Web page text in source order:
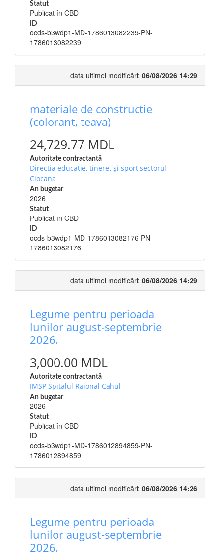
Statut
Publicat în CBD
ID
ocds-b3wdp1-MD-1786013082239-PN-
1786013082239
data ultimei modificări: 06/08/2026 14:29
materiale de constructie
(colorant, teava)
24,729.77 MDL
Autoritate contractantă
Directia educatie, tineret şi sport sectorul
Ciocana
An bugetar
2026
Statut
Publicat în CBD
ID
ocds-b3wdp1-MD-1786013082176-PN-
1786013082176
data ultimei modificări: 06/08/2026 14:29
Legume pentru perioada
lunilor august-septembrie
2026.
3,000.00 MDL
Autoritate contractantă
IMSP Spitalul Raional Cahul
An bugetar
2026
Statut
Publicat în CBD
ID
ocds-b3wdp1-MD-1786012894859-PN-
1786012894859
data ultimei modificări: 06/08/2026 14:26
Legume pentru perioada
lunilor august-septembrie
2026.